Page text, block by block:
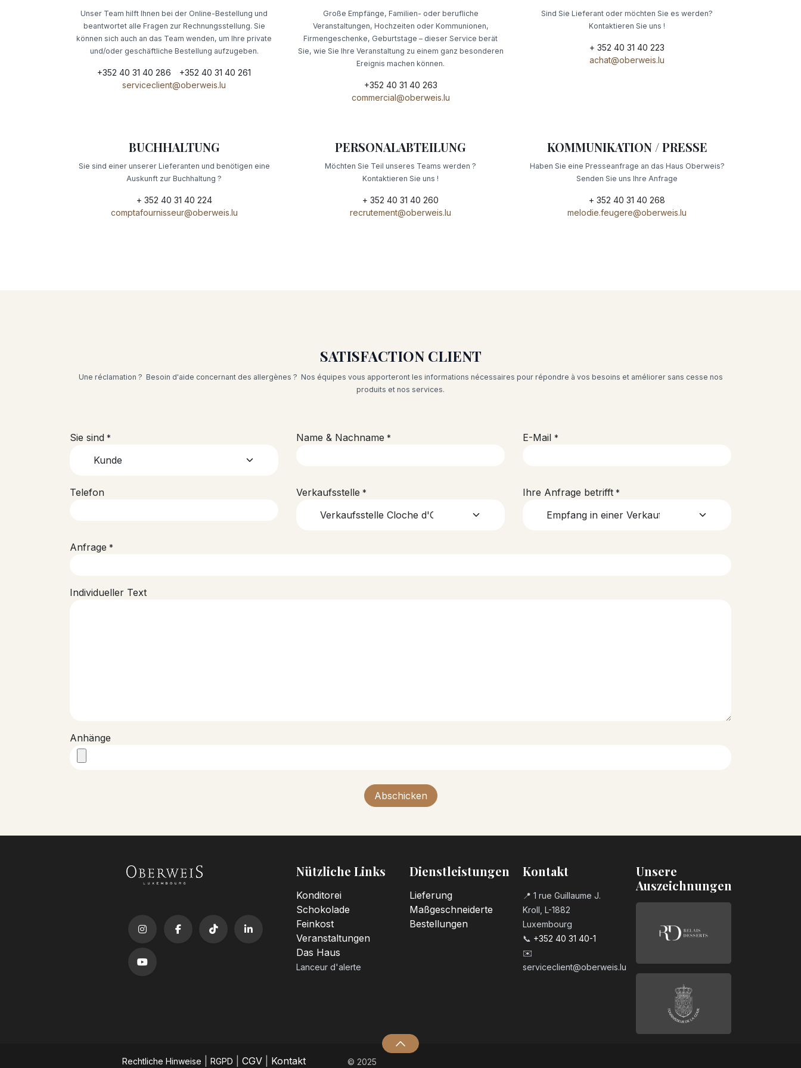
Unser Team hilft Ihnen bei der Online-Bestellung und
beantwortet alle Fragen zur Rechnungsstellung. Sie
können sich auch an das Team wenden, um Ihre private
und/oder geschäftliche Bestellung aufzugeben.
+352 40 31 40 286
​+352 40 31 40 261
serviceclient@oberweis.lu
Große Empfänge, Familien- oder berufliche
Veranstaltungen, Hochzeiten oder Kommunionen,
Firmengeschenke, Geburtstage – dieser Service berät
Sie, wie Sie Ihre Veranstaltung zu einem ganz besonderen
Ereignis machen können.
+352 40 31 40 263
commercial@oberweis.lu
Sind Sie Lieferant oder möchten Sie es werden?
Kontaktieren Sie uns !
+ 352 40 31 40 223
achat@oberweis.lu
BUCHHALTUNG
Sie sind einer unserer Lieferanten und benötigen eine
Auskunft zur Buchhaltung ?
+ 352 40 31 40 224
comptafournisseur@oberweis.lu
PERSONALABTEILUNG
Möchten Sie Teil unseres Teams werden ?
Kontaktieren Sie uns !
+ 352 40 31 40 260
recrutement@oberweis.lu
KOMMUNIKATION / PRESSE
Haben Sie eine Presseanfrage an das Haus Oberweis?
Senden Sie uns Ihre Anfrage
+ 352 40 31 40 268
melodie.feugere@oberweis.lu
SATISFACTION CLIENT
Une réclamation ? Besoin d'aide concernant des allergènes ? Nos équipes vous apporteront les informations nécessaires pour répondre à vos besoins et améliorer sans cesse nos
produits et nos services.
Sie sind * Name & Nachname * E-Mail *
Telefon Verkaufsstelle * Ihre Anfrage betrifft *
Anfrage *
Individueller Text
Anhänge
Abschicken
Nützliche Links
Konditorei
Schokolade
Feinkost
Veranstaltungen
Das Haus
Lanceur d'alerte
Dienstleistungen
Lieferung
Maßgeschneiderte
Bestellungen
Kontakt
📍 1 rue Guillaume J.
Kroll, L-1882
Luxembourg
📞 +352 40 31 40-1
✉️
serviceclient@oberweis.lu
Unsere
Auszeichnungen
​Rechtliche Hinweise RGPD CGV Kontakt © 2025